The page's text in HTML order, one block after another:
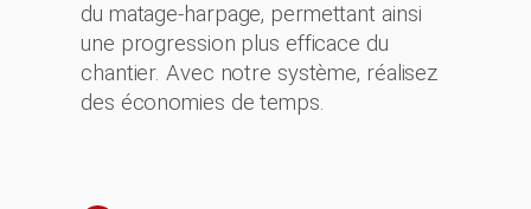
du matage-harpage, permettant ainsi
une progression plus efficace du
chantier. Avec notre système, réalisez
des économies de temps.